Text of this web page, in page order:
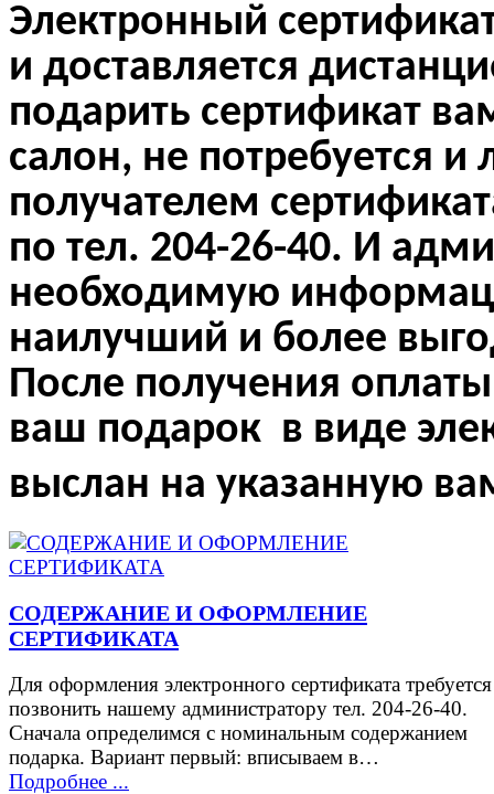
Электронный
и доставляется
подарить сертификат
салон, не потребуется и
получателем
по тел. 204-26-40. И
необходимую
наилучший и более
После получения
ваш подарок в виде
выслан на указанную
СОДЕРЖАНИЕ И ОФОРМЛЕНИЕ
СЕРТИФИКАТА
Для оформления электронного сертификата требуется
позвонить нашему администратору тел. 204-26-40.
Сначала определимся с номинальным содержанием
подарка. Вариант первый: вписываем в…
Подробнее ...